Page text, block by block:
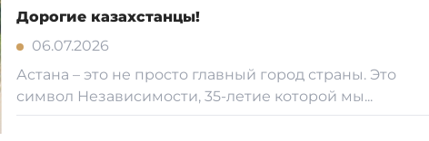
Дорогие казахстанцы!
06.07.2026
Астана – это не просто главный город страны. Это
символ Независимости, 35-летие которой мы...